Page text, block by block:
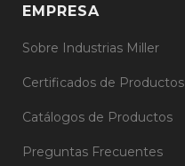
EMPRESA
Sobre Industrias Miller
Certificados de Productos
Catálogos de Productos
Preguntas Frecuentes